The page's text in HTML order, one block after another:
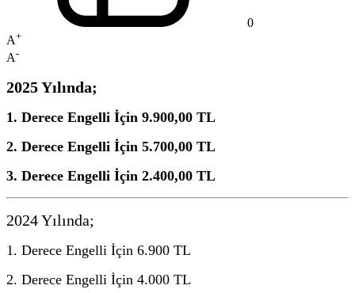
0
A+
A-
2025 Yılında;
1. Derece Engelli İçin 9.900,00 TL
2. Derece Engelli İçin 5.700,00 TL
3. Derece Engelli İçin 2.400,00 TL
2024 Yılında;
1. Derece Engelli İçin 6.900 TL
2. Derece Engelli İçin 4.000 TL